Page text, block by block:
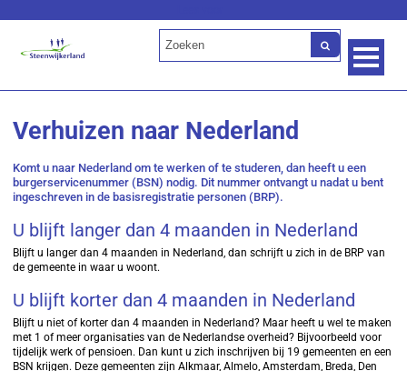
Verhuizen naar Nederland
Komt u naar Nederland om te werken of te studeren, dan heeft u een
burgerservicenummer (BSN) nodig. Dit nummer ontvangt u nadat u bent
ingeschreven in de basisregistratie personen (BRP).
U blijft langer dan 4 maanden in Nederland
Blijft u langer dan 4 maanden in Nederland, dan schrijft u zich in de BRP van
de gemeente in waar u woont.
U blijft korter dan 4 maanden in Nederland
Blijft u niet of korter dan 4 maanden in Nederland? Maar heeft u wel te maken
met 1 of meer organisaties van de Nederlandse overheid? Bijvoorbeeld voor
tijdelijk werk of pensioen. Dan kunt u zich inschrijven bij 19 gemeenten en een
BSN krijgen. Deze gemeenten zijn Alkmaar, Almelo, Amsterdam, Breda, Den